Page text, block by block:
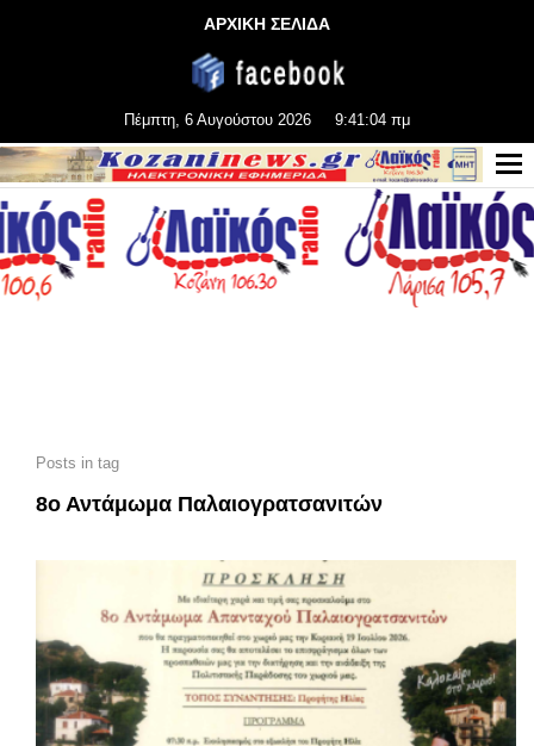
ΑΡΧΙΚΗ ΣΕΛΙΔΑ
Πέμπτη, 6 Αυγούστου 2026 9:41:05 πμ
Posts in tag
8ο Αντάμωμα Παλαιογρατσανιτών